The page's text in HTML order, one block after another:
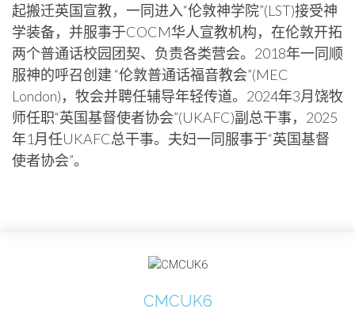
起搬迁英国宣教，一同进入“伦敦神学院”(LST)接受神
学装备，并服事于COCM华人宣教机构，在伦敦开拓
两个普通话校园团契、负责各类营会。2018年一同顺
服神的呼召创建 “伦敦普通话福音教会”(MEC
London)，牧会并聘任辅导年轻传道。2024年3月饶牧
师任职“英国基督使者协会”(UKAFC)副总干事，2025
年1月任UKAFC总干事。夫妇一同服事于“英国基督
使者协会”。
CMCUK6